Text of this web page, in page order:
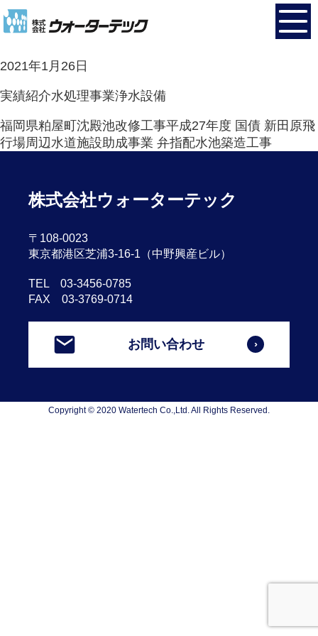
佐賀県唐津市久里第1浄水場 1号2号フロック形成池攪
拌装置改修工事
2021年1月26日
実績紹介水処理事業浄水設備
福岡県粕屋町沈殿池改修工事平成27年度 国債 新田原飛
行場周辺水道施設助成事業 弁指配水池築造工事
株式会社ウォーターテック
〒108-0023
東京都港区芝浦3-16-1（中野興産ビル）
TEL 03-3456-0785
FAX 03-3769-0714
お問い合わせ
Copyright © 2020 Watertech Co.,Ltd. All Rights Reserved.